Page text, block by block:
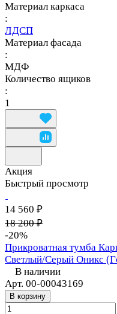
Материал каркаса
:
ЛДСП
Материал фасада
:
МДФ
Количество ящиков
:
1
Акция
Быстрый просмотр
14 560 ₽
18 200 ₽
-20%
Прикроватная тумба
Светлый/Серый Оникс
В наличии
Арт. 00-00043169
В корзину